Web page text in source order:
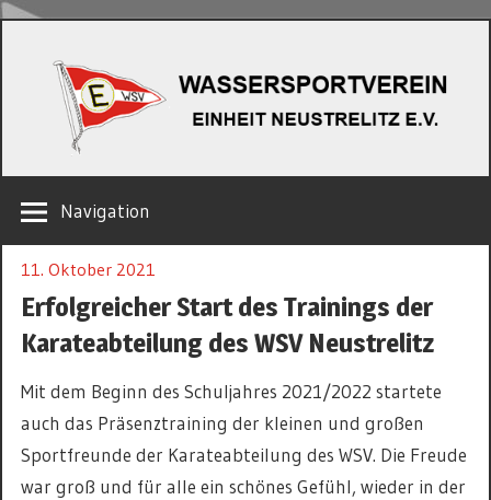
springen
NEUSTRELITZ
E.V.
Navigation
11. Oktober 2021
Erfolgreicher Start des Trainings der
Karateabteilung des WSV Neustrelitz
Mit dem Beginn des Schuljahres 2021/2022 startete
auch das Präsenztraining der kleinen und großen
Sportfreunde der Karateabteilung des WSV. Die Freude
war groß und für alle ein schönes Gefühl, wieder in der